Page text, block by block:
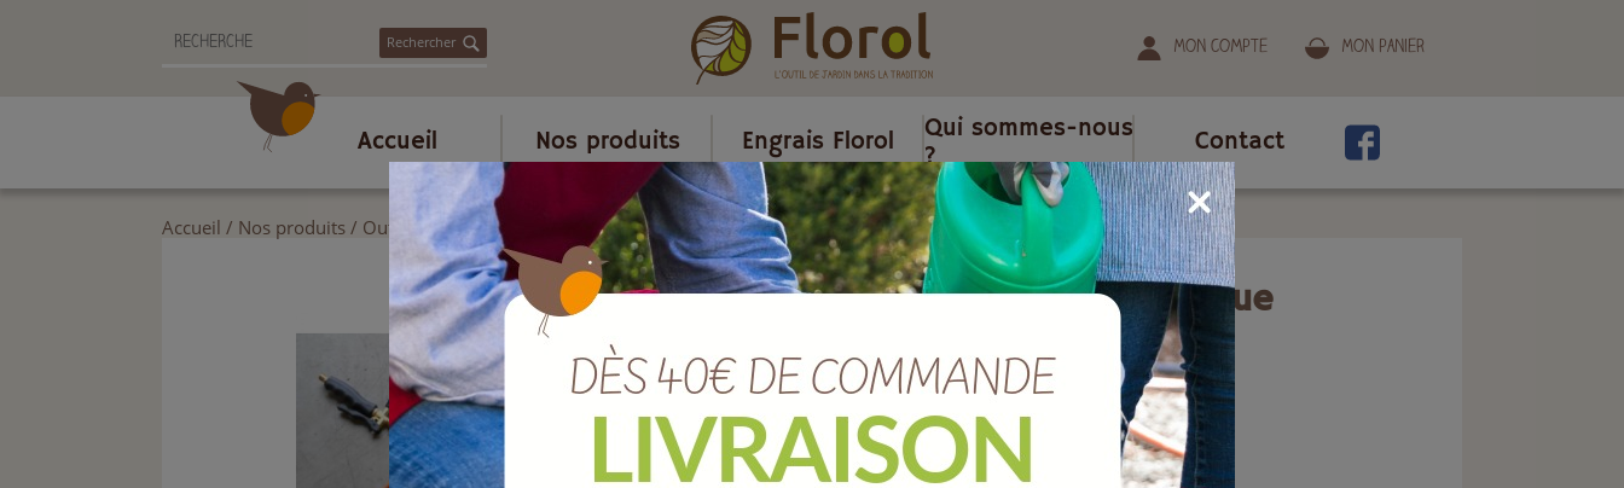
Rechercher Mon compte Mon panier
Accueil Nos produits Engrais Florol
Qui sommes-nous
?
Contact
Accueil / Nos produits / Outils de jardin/ /Kit décherbeur thermique superbioflamme
Kit décherbeur thermique
JKB
EAN :3700279633820
Marque : SOERGEN Distribution